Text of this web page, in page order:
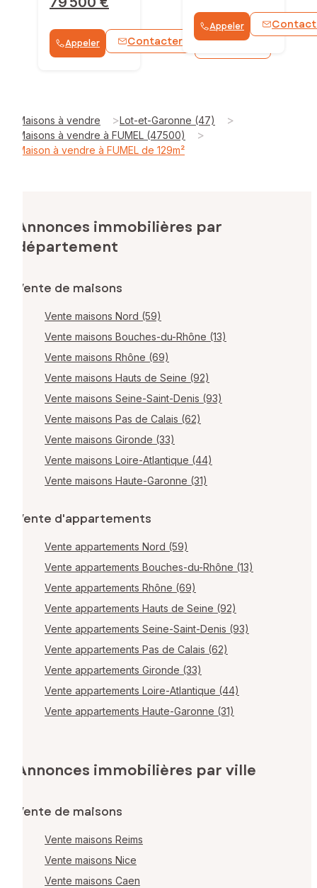
Appeler Contacter WhatsApp
Appeler
Maisons à vendre >Lot-et-Garonne (47) >
Maisons à vendre à FUMEL (47500) >
Maison à vendre à FUMEL de 129m²
Annonces immobilières par
département
Vente de maisons
Vente maisons Nord (59)
Vente maisons Bouches-du-Rhône (13)
Vente maisons Rhône (69)
Vente maisons Hauts de Seine (92)
Vente maisons Seine-Saint-Denis (93)
Vente maisons Pas de Calais (62)
Vente maisons Gironde (33)
Vente maisons Loire-Atlantique (44)
Vente maisons Haute-Garonne (31)
Vente d'appartements
Vente appartements Nord (59)
Vente appartements Bouches-du-Rhône (13)
Vente appartements Rhône (69)
Vente appartements Hauts de Seine (92)
Vente appartements Seine-Saint-Denis (93)
Vente appartements Pas de Calais (62)
Vente appartements Gironde (33)
Vente appartements Loire-Atlantique (44)
Vente appartements Haute-Garonne (31)
Annonces immobilières par ville
Vente de maisons
Vente maisons Reims
Vente maisons Nice
Vente maisons Caen